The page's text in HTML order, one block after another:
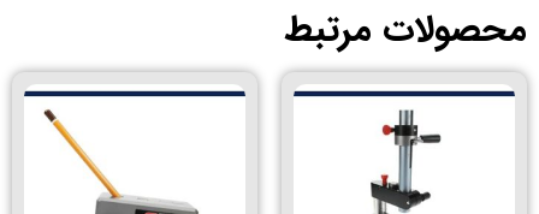
مرتبط